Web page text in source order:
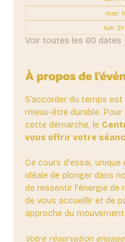
mer.
lun.
Voir toutes les 60 dates
À propos de
S’accorder du temps
mieux-être durable.
cette démarche, le
vous offrir votre
Ce cours d'essai,
idéale de plonger dans
de ressentir l'énergie de
de vous accueillir et de
approche du
Votre réservation